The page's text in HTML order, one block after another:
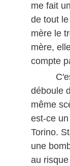
me fait
de tout
mère le
mère,
compte
déboule
même
est-ce
Torino.
une
au